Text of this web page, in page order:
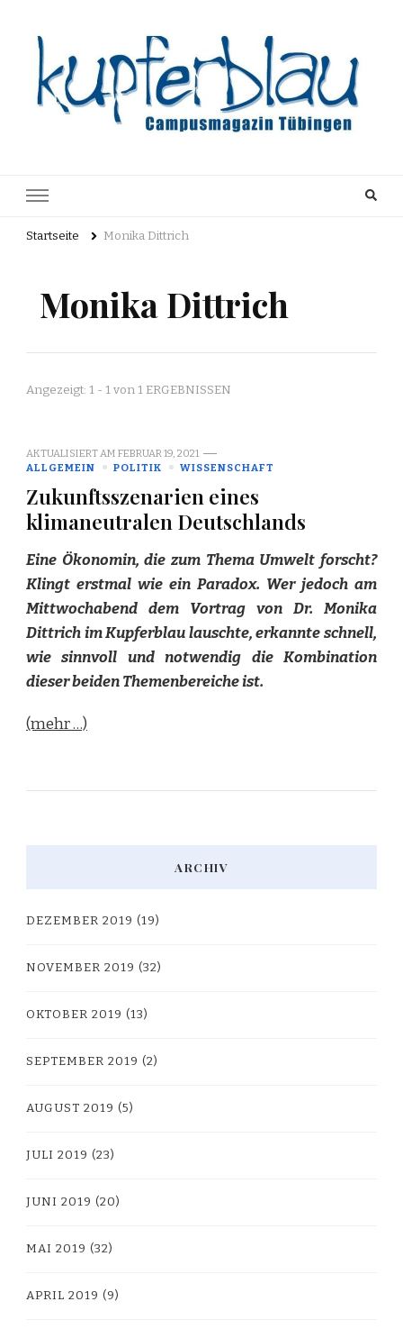
Archiv
Startseite Monika Dittrich
Monika Dittrich
Angezeigt: 1 - 1 von 1 ERGEBNISSEN
AKTUALISIERT AM FEBRUAR 19, 2021
ALLGEMEIN
POLITIK WISSENSCHAFT
Zukunftsszenarien eines
klimaneutralen Deutschlands
Eine Ökonomin, die zum Thema Umwelt forscht?
Klingt erstmal wie ein Paradox. Wer jedoch am
Mittwochabend dem Vortrag von Dr. Monika
Dittrich im Kupferblau lauschte, erkannte schnell,
wie sinnvoll und notwendig die Kombination
dieser beiden Themenbereiche ist.
(mehr …)
ARCHIV
DEZEMBER 2019 (19)
NOVEMBER 2019 (32)
OKTOBER 2019 (13)
SEPTEMBER 2019 (2)
AUGUST 2019 (5)
JULI 2019 (23)
JUNI 2019 (20)
MAI 2019 (32)
APRIL 2019 (9)